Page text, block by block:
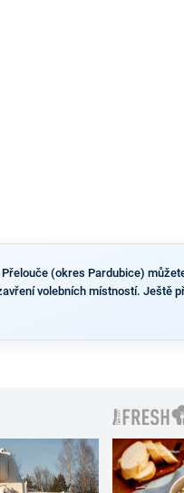
(okres Pardubice)
volebních místností. Ještě